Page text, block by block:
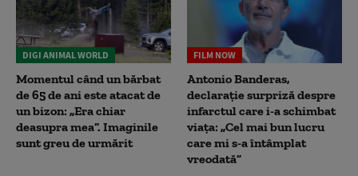
DIGI ANIMAL WORLD
Momentul când un bărbat
de 65 de ani este atacat de
un bizon: „Era chiar
deasupra mea”. Imaginile
sunt greu de urmărit
FILM NOW
Antonio Banderas,
declarație surpriză despre
infarctul care i-a schimbat
viața: „Cel mai bun lucru
care mi s-a întâmplat
vreodată”